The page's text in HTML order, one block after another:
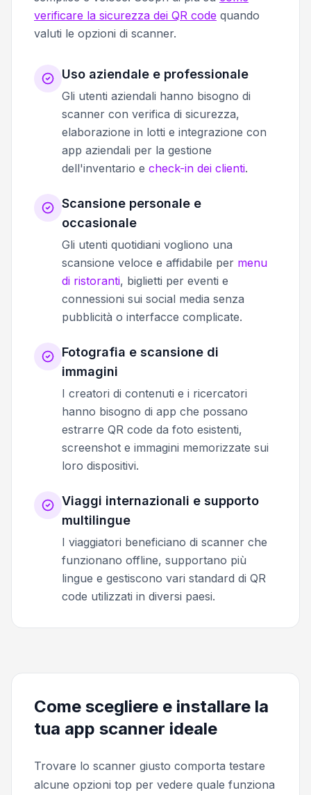
verificare la sicurezza dei QR code quando
valuti le opzioni di scanner.
Uso aziendale e professionale
Gli utenti aziendali hanno bisogno di
scanner con verifica di sicurezza,
elaborazione in lotti e integrazione con
app aziendali per la gestione
dell'inventario e check-in dei clienti.
Scansione personale e
occasionale
Gli utenti quotidiani vogliono una
scansione veloce e affidabile per menu
di ristoranti, biglietti per eventi e
connessioni sui social media senza
pubblicità o interfacce complicate.
Fotografia e scansione di
immagini
I creatori di contenuti e i ricercatori
hanno bisogno di app che possano
estrarre QR code da foto esistenti,
screenshot e immagini memorizzate sui
loro dispositivi.
Viaggi internazionali e supporto
multilingue
I viaggiatori beneficiano di scanner che
funzionano offline, supportano più
lingue e gestiscono vari standard di QR
code utilizzati in diversi paesi.
Come scegliere e installare la
tua app scanner ideale
Trovare lo scanner giusto comporta testare
alcune opzioni top per vedere quale funziona